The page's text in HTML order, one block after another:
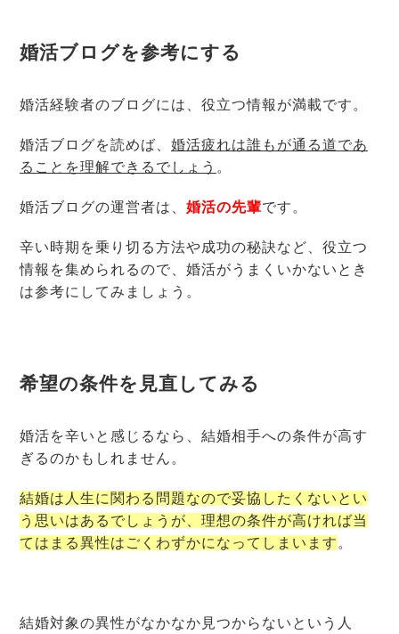
婚活ブログを参考にする
婚活経験者のブログには、役立つ情報が満載です。
婚活ブログを読めば、 婚活疲れは誰もが通る道であ
ることを理解できるでしょう 。
婚活ブログの運営者は、 婚活の先輩です。
辛い時期を乗り切る方法や成功の秘訣など、役立つ
情報を集められるので、婚活がうまくいかないとき
は参考にしてみましょう。
希望の条件を見直してみる
婚活を辛いと感じるなら、結婚相手への条件が高す
ぎるのかもしれません。
結婚は人生に関わる問題なので妥協したくないとい
う思いはあるでしょうが、理想の条件が高ければ当
てはまる異性はごくわずかになってしまいます 。
結婚対象の異性がなかなか見つからないという人